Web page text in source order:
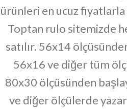
ürünleri en ucuz fiyatlarla
Toptan rulo sitemizde
satılır. 56x14
56x16 ve diğer tüm
80x30 ölçüsünden
ve diğer ölçülerde